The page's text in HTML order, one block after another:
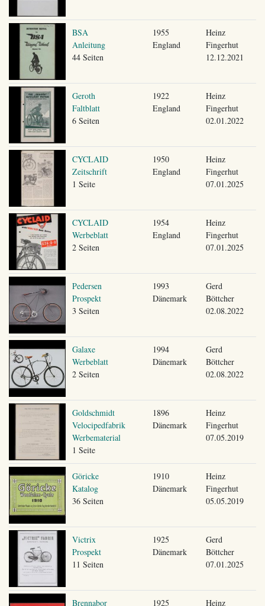
BSA
Anleitung
44 Seiten
1955
England
Heinz
Fingerhut
12.12.2021
Geroth
Faltblatt
6 Seiten
1922
England
Heinz
Fingerhut
02.01.2022
CYCLAID
Zeitschrift
1 Seite
1950
England
Heinz
Fingerhut
07.01.2025
CYCLAID
Werbeblatt
2 Seiten
1954
England
Heinz
Fingerhut
07.01.2025
Pedersen
Prospekt
3 Seiten
1993
Dänemark
Gerd
Böttcher
02.08.2022
Galaxe
Werbeblatt
2 Seiten
1994
Dänemark
Gerd
Böttcher
02.08.2022
Goldschmidt
Velocipedfabrik
Werbematerial
1 Seite
1896
Dänemark
Heinz
Fingerhut
07.05.2019
Göricke
Katalog
36 Seiten
1910
Dänemark
Heinz
Fingerhut
05.05.2019
Victrix
Prospekt
11 Seiten
1925
Dänemark
Gerd
Böttcher
07.01.2025
Brennabor
1925
Heinz